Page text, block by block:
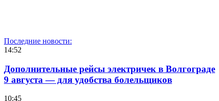
Последние новости:
14:52
Дополнительные рейсы электричек в Волгограде
9 августа — для удобства болельщиков
10:45